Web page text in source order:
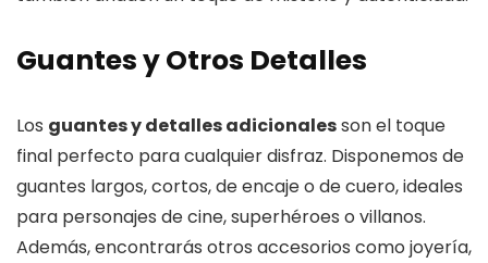
Guantes y Otros Detalles
Los guantes y detalles adicionalesson el toque
final perfecto para cualquier disfraz. Disponemos de
guantes largos, cortos, de encaje o de cuero, ideales
para personajes de cine, superhéroes o villanos.
Además, encontrarás otros accesorios como joyería,